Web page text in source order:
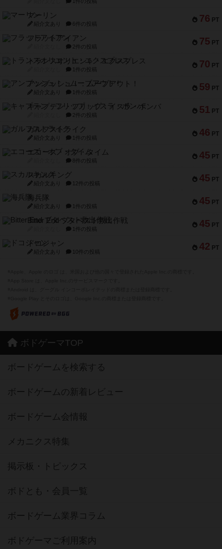
76 PT
マーリン
紹介文あり 6件の投稿
75 PT
フラットアイアン
2件の投稿
70 PT
トランスオリエント・エクスプレス
1件の投稿
59 PT
アンブッシュ！：ムーブアウト！
紹介文あり 1件の投稿
51 PT
キャプテン・フリップ：イスラ・ボンバ
2件の投稿
46 PT
ガルフストライク
紹介文あり 1件の投稿
45 PT
エコーズ・オブ・タイム
8件の投稿
45 PT
スカルキング
紹介文あり 12件の投稿
45 PT
海兵隊
紹介文あり 1件の投稿
45 PT
Bitter End ブタペスト救出作戦
1件の投稿
42 PT
ドコジャン
紹介文あり 10件の投稿
ボドゲーマTOP
ボードゲームを検索する
ボードゲームの新着レビュー
ボードゲーム会情報
メカニクス特集
掲示板・トピックス
ボドとも・会員一覧
ボードゲーム業界コラム
ボドゲーマご利用案内